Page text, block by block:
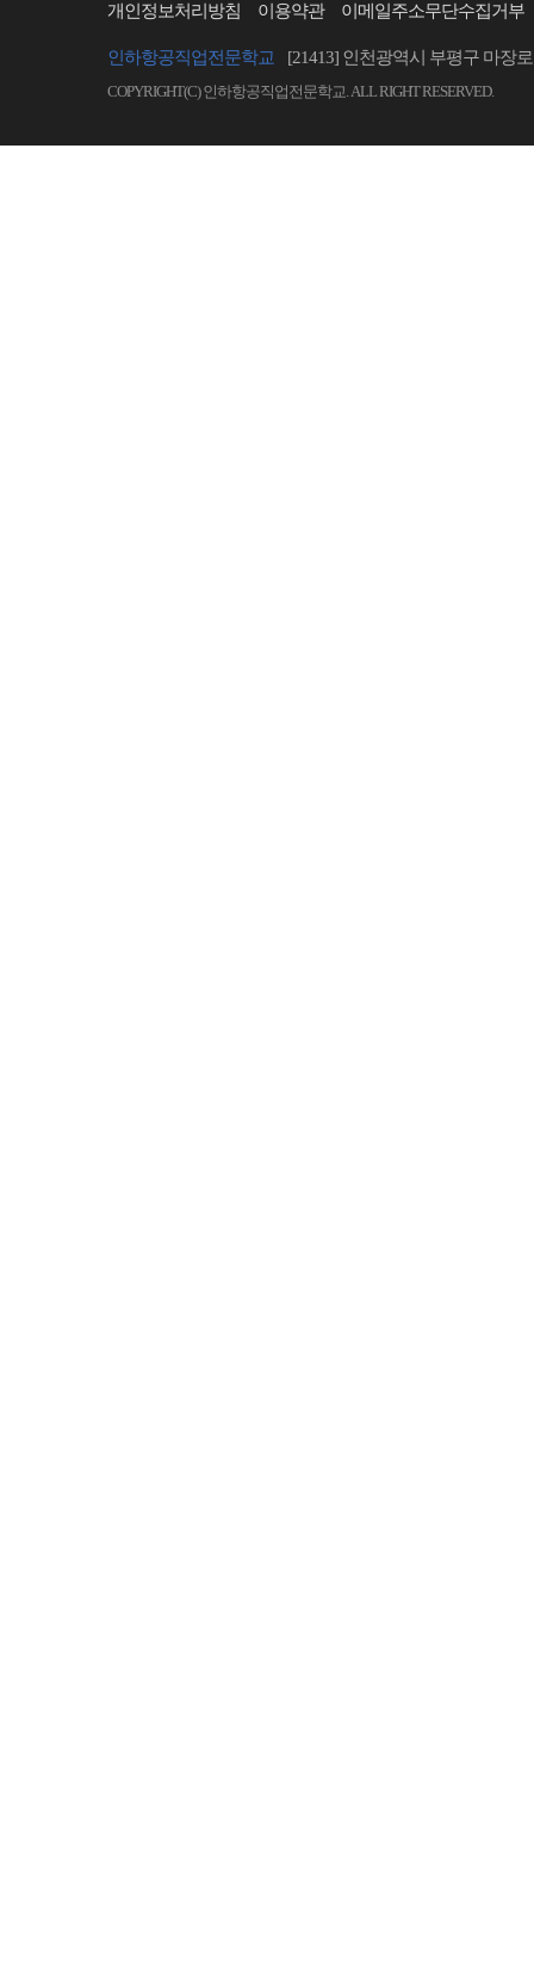
개인정보처리방침 이용약관 이메일주소무단수집거부
인하항공직업전문학교 [21413] 인천광역시 부평구 마장
COPYRIGHT(C) 인하항공직업전문학교. ALL RIGHT RESERVED.